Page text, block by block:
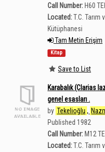
Call Number: H60
Located:T.C. Tarım
Kütüphanesi
Tam Metin Erişim
Kitap
Save to List
Karabalık (Clarias
genel esasları .
by Tekelioğlu ,
Published 1982
Call Number: M12
Located:T.C. Tarım